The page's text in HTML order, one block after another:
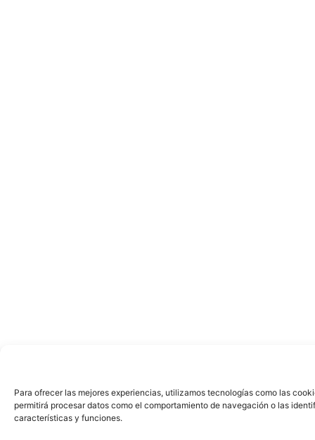
Para ofrecer las mejores experiencias, utilizamos tecnologías como las
permitirá procesar datos como el comportamiento de navegación o las
características y funciones.